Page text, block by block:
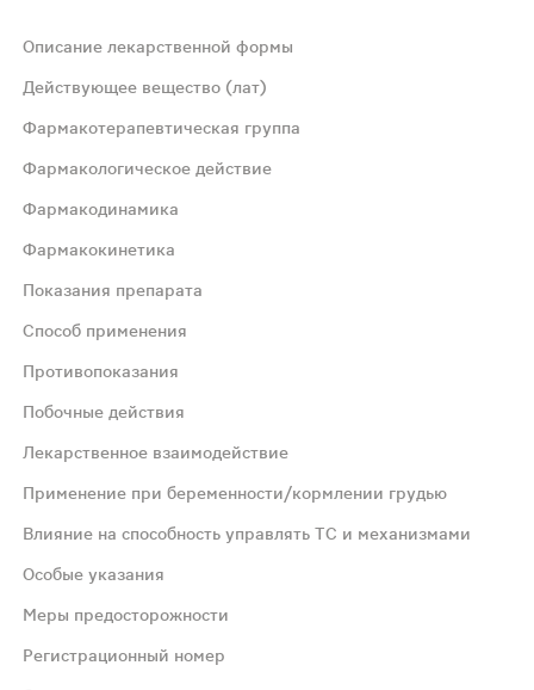
близок к папаверину, но обладает более
распределяется по тканям, проникает
перихолецистит, холангит,
период лактации, детский возраст до 3 лет,
Описание лекарственной формы
Действующее вещество (лат)
Фармакотерапевтическая группа
Фармакологическое действие
Фармакодинамика
Фармакокинетика
Показания препарата
Способ применения
Противопоказания
Побочные действия
Лекарственное взаимодействие
Применение при беременности/кормлении грудью
Влияние на способность управлять ТС и механизмами
Особые указания
Меры предосторожности
Регистрационный номер